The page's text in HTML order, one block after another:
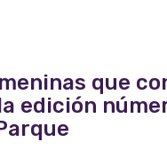
que
edición